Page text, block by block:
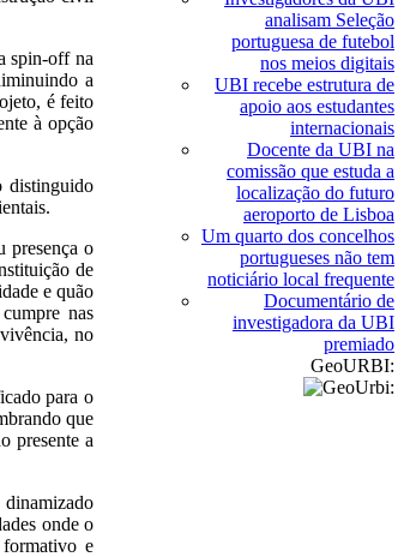
spin-off na
a
é feito
à opção
distinguido
presença o
de
e quão
nas
no
para o
que
presente a
dinamizado
onde o
e
analisam Seleção
portuguesa de futebol
nos meios digitais
UBI recebe estrutura de
apoio aos estudantes
internacionais
Docente da UBI na
comissão que estuda a
localização do futuro
aeroporto de Lisboa
Um quarto dos concelhos
portugueses não tem
noticiário local frequente
Documentário de
investigadora da UBI
premiado
GeoURBI: